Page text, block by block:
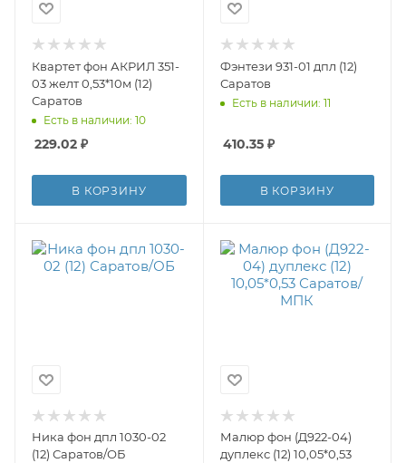
Квартет фон АКРИЛ 351-
03 желт 0,53*10м (12)
Саратов
Есть в наличии: 10
229.02 ₽
В КОРЗИНУ
Фэнтези 931-01 дпл (12)
Саратов
Есть в наличии: 11
410.35₽
В КОРЗИНУ
Ника фон дпл 1030-02
(12) Саратов/ОБ
Малюр фон (Д922-04)
дуплекс (12) 10,05*0,53